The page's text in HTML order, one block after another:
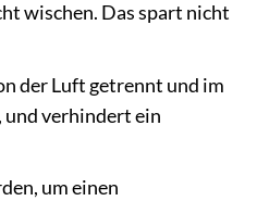
wischen. Das spart nicht
der Luft getrennt und im
und verhindert ein
um einen